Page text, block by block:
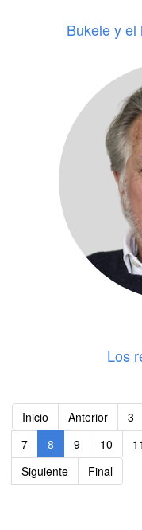
Bukele y el
Los
Inicio Anterior 3
7
8 9 10 11
Siguiente
Final